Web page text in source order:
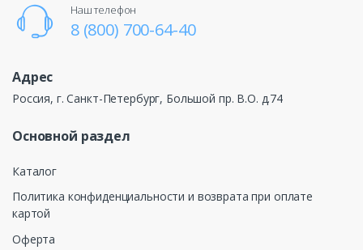
Наш телефон
8 (800) 700-64-40
Адрес
Россия, г. Санкт-Петербург, Большой пр. В.О. д.74
Основной раздел
Каталог
Политика конфиденциальности и возврата при оплате
картой
Оферта